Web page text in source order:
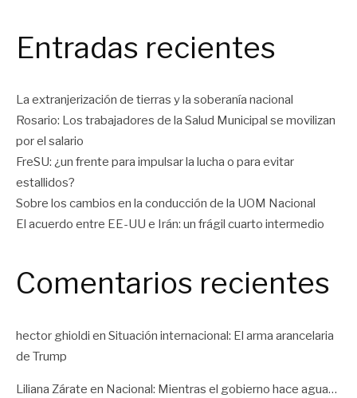
Entradas recientes
La extranjerización de tierras y la soberanía nacional
Rosario: Los trabajadores de la Salud Municipal se movilizan
por el salario
FreSU: ¿un frente para impulsar la lucha o para evitar
estallidos?
Sobre los cambios en la conducción de la UOM Nacional
El acuerdo entre EE-UU e Irán: un frágil cuarto intermedio
Comentarios recientes
hector ghioldi en Situación internacional: El arma arancelaria
de Trump
Liliana Zárate en Nacional: Mientras el gobierno hace agua…